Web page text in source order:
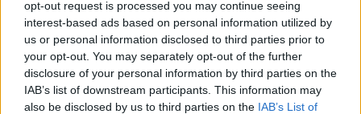
opt-out request is processed you may continue seeing
interest-based ads based on personal information utilized by
us or personal information disclosed to third parties prior to
your opt-out. You may separately opt-out of the further
disclosure of your personal information by third parties on the
IAB’s list of downstream participants. This information may
also be disclosed by us to third parties on the IAB’s List of
tilalle ennen huomisen kokoonpanon julkistamista, hän sanoi.
Tsekkaa myös: Totaalinen möyhennys – Leijonat murskasi
Latvian